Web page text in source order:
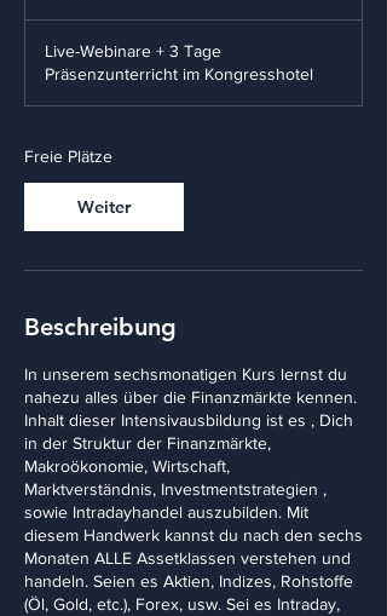
Live-Webinare + 3 Tage
Präsenzunterricht im Kongresshotel
Freie Plätze
Weiter
Beschreibung
In unserem sechsmonatigen Kurs lernst du
nahezu alles über die Finanzmärkte kennen.
Inhalt dieser Intensivausbildung ist es , Dich
in der Struktur der Finanzmärkte,
Makroökonomie, Wirtschaft,
Marktverständnis, Investmentstrategien ,
sowie Intradayhandel auszubilden. Mit
diesem Handwerk kannst du nach den sechs
Monaten ALLE Assetklassen verstehen und
handeln. Seien es Aktien, Indizes, Rohstoffe
(Öl, Gold, etc.), Forex, usw. Sei es Intraday,